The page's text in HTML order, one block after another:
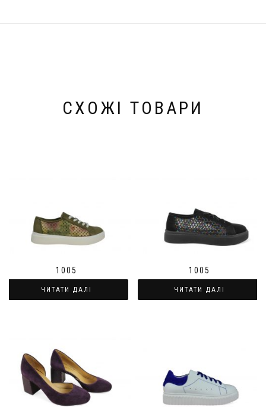
СХОЖІ ТОВАРИ
1005
ЧИТАТИ ДАЛІ
1005
ЧИТАТИ ДАЛІ